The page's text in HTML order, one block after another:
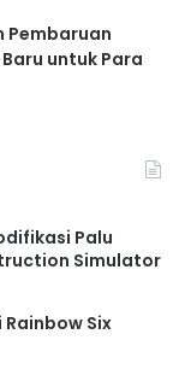
Pembaruan
untuk Para
Palu
Simulator
Six